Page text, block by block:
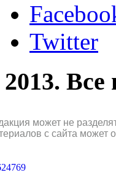
Twitter
2013.
может не
с сайта может